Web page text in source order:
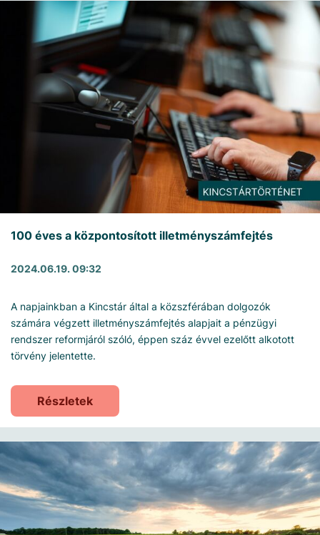
100 éves a központosított illetményszámfejtés
2024.06.19. 09:32
A napjainkban a Kincstár által a közszférában dolgozók
számára végzett illetményszámfejtés alapjait a pénzügyi
rendszer reformjáról szóló, éppen száz évvel ezelőtt alkotott
törvény jelentette.
Részletek